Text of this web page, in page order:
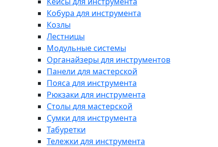
Кобура для инструмента
Козлы
Лестницы
Модульные системы
Органайзеры для инструментов
Панели для мастерской
Пояса для инструмента
Рюкзаки для инструмента
Столы для мастерской
Сумки для инструмента
Табуретки
Тележки для инструмента